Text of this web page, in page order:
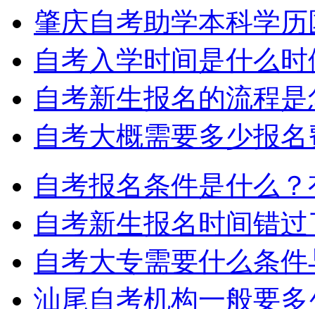
肇庆自考助学本科学
自考入学时间是什么
自考新生报名的流程
自考大概需要多少报
自考报名条件是什么
自考新生报名时间错
自考大专需要什么条
汕尾自考机构一般要